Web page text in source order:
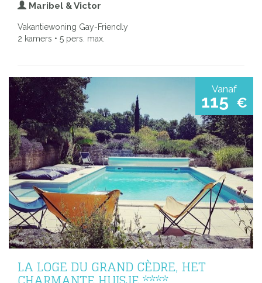
Maribel & Victor
Vakantiewoning Gay-Friendly
2 kamers • 5 pers. max.
Vanaf
115 €
LA LOGE DU GRAND CÈDRE, HET